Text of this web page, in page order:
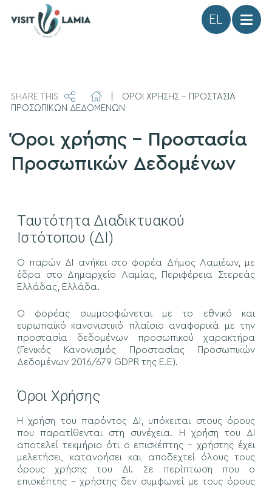
Γλώσσα
SHARE THIS
ΟΡΟΙ ΧΡΗΣΗΣ – ΠΡΟΣΤΑΣΙΑ
ΠΡΟΣΩΠΙΚΩΝ ΔΕΔΟΜΕΝΩΝ
Όροι χρήσης – Προστασία
Προσωπικών Δεδομένων
Ταυτότητα Διαδικτυακού
Ιστότοπου (ΔΙ)
Ο παρών ΔΙ ανήκει στο φορέα Δήμος Λαμιέων, με
έδρα στο Δημαρχείο Λαμίας, Περιφέρεια Στερεάς
Ελλάδας, Ελλάδα.
Ο φορέας συμμορφώνεται με το εθνικό και
ευρωπαϊκό κανονιστικό πλαίσιο αναφορικά με την
προστασία δεδομένων προσωπικού χαρακτήρα
(Γενικός Κανονισμός Προστασίας Προσωπικών
Δεδομένων 2016/679 GDPR της Ε.Ε).
Όροι Χρήσης
Η χρήση του παρόντος ΔΙ, υπόκειται στους όρους
που παρατίθενται στη συνέχεια. Η χρήση του ΔΙ
αποτελεί τεκμήριο ότι ο επισκέπτης - χρήστης έχει
μελετήσει, κατανοήσει και αποδεχτεί όλους τους
όρους χρήσης του ΔΙ. Σε περίπτωση που ο
επισκέπτης - χρήστης δεν συμφωνεί με τους όρους